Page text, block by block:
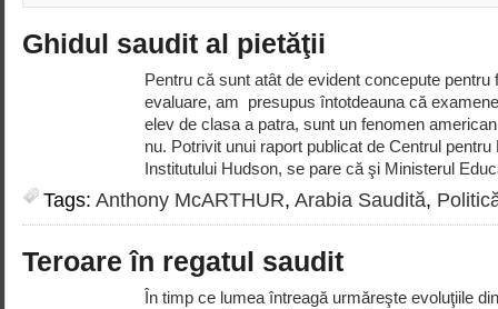
Ghidul saudit al pietăţii
Pentru că sunt atât de evident concepute pentru
evaluare, am presupus întotdeauna că
elev de clasa a patra, sunt un fenomen
nu. Potrivit unui raport publicat de Centrul
Institutului Hudson, se pare că şi Ministerul
Tags: Anthony McARTHUR, Arabia Saudită,
Teroare în regatul saudit
În timp ce lumea întreagă urmăreşte evoluţiile